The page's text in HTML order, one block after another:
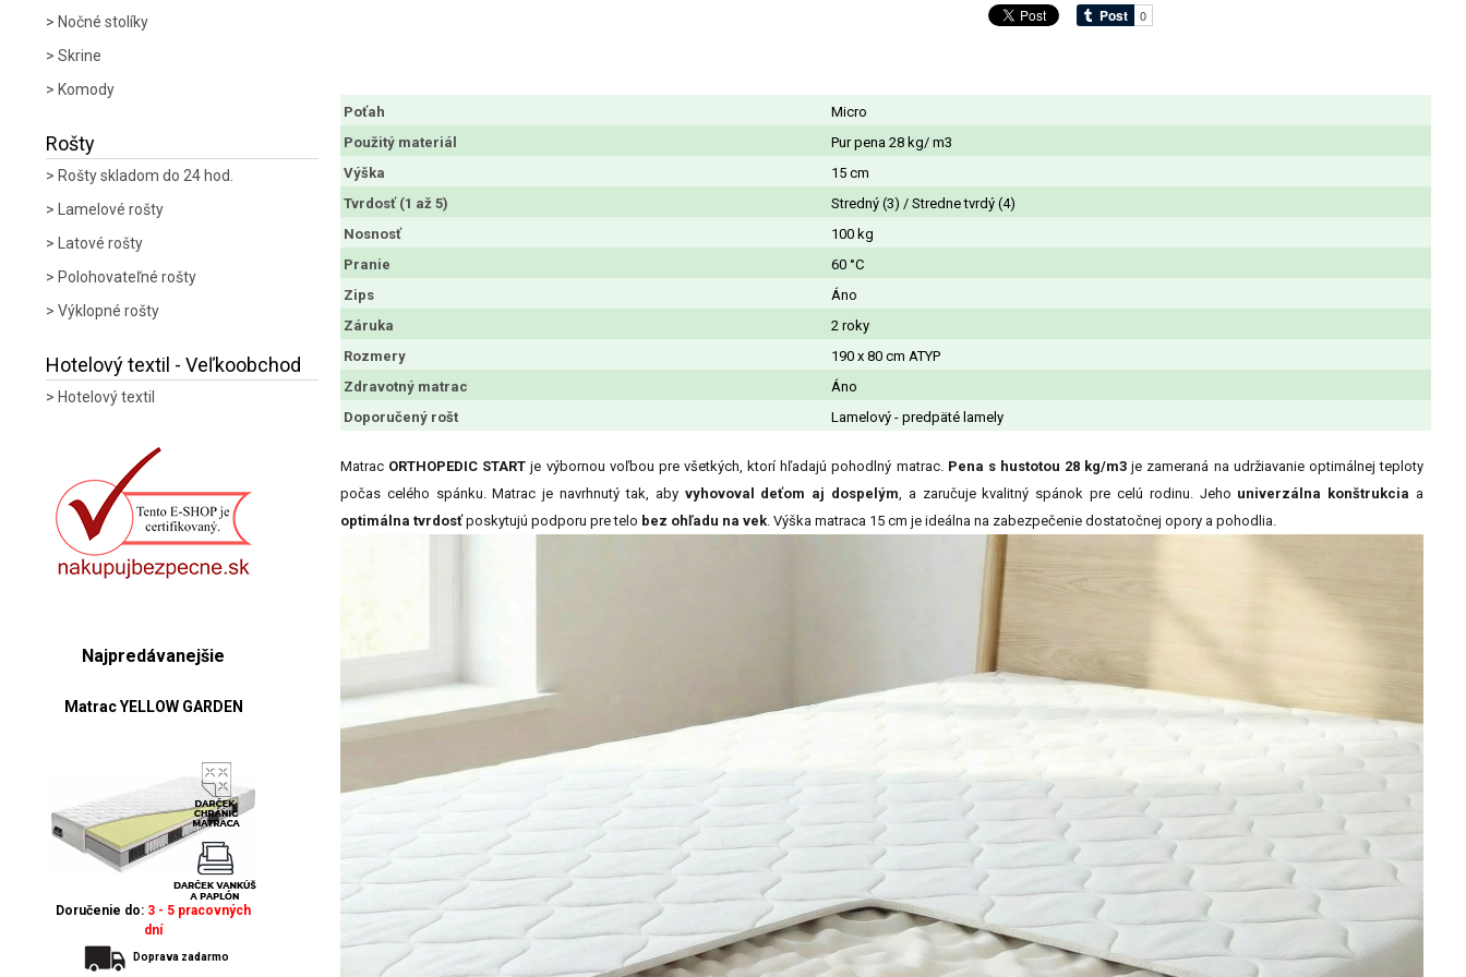
Nočné stolíky
Skrine
Komody
Rošty
Rošty skladom do 24 hod.
Lamelové rošty
Latové rošty
Polohovateľné rošty
Výklopné rošty
Hotelový textil - Veľkoobchod
Hotelový textil
Najpredávanejšie
Matrac YELLOW GARDEN
Doručenie do: 3 - 5 pracovných
dní
Doprava zadarmo
Poťah
Micro
Použitý materiál
Pur pena 28 kg/ m3
Výška
15 cm
Tvrdosť (1 až 5)
Stredný (3) / Stredne tvrdý (4)
Nosnosť
100 kg
Pranie
60 °C
Zips
Áno
Záruka
2 roky
Rozmery
190 x 80 cm ATYP
Zdravotný matrac
Áno
Doporučený rošt
Lamelový - predpäté lamely
Matrac ORTHOPEDIC START je výbornou voľbou pre všetkých, ktorí hľadajú pohodlný matrac. Pena s hustotou 28 kg/m3 je zameraná na udržiavanie optimálnej teploty
počas celého spánku. Matrac je navrhnutý tak, aby vyhovoval deťom aj dospelým, a zaručuje kvalitný spánok pre celú rodinu. Jeho univerzálna konštrukcia a
optimálna tvrdosťposkytujú podporu pre telo bez ohľadu na vek. Výška matraca 15 cm je ideálna na zabezpečenie dostatočnej opory a pohodlia.